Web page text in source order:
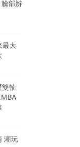
部辨
最大
軸
潮玩